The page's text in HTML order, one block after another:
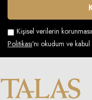
Kişisel verilerin
Politikası’nı okudum ve